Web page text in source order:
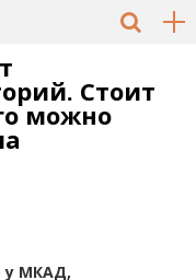
Стоит
можно
у МКАД,